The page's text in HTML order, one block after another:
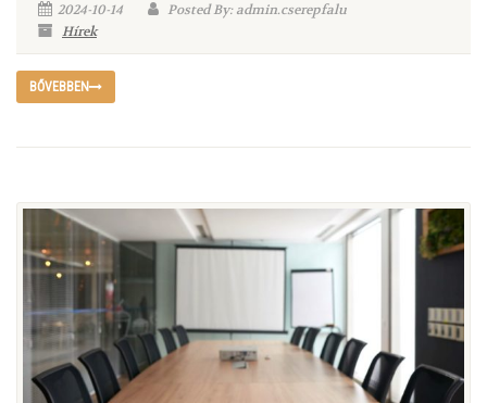
2024-10-14
Posted By: admin.cserepfalu
Hírek
BŐVEBBEN